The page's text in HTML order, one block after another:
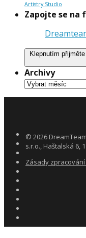
Artistry Studio
Zapojte se na
Klepnutím
Archivy
Archivy
© 2026
s.r.o., Haštalská 6,
Zásady